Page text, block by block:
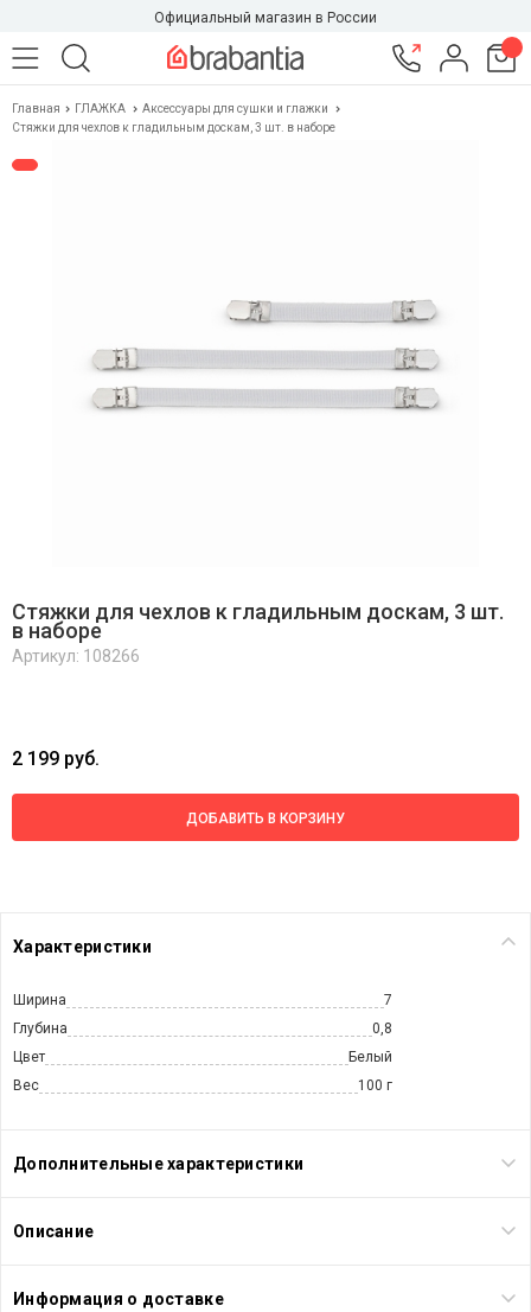
Официальный магазин в России
Главная ГЛАЖКА
Аксессуары для сушки и глажки
Стяжки для чехлов к гладильным доскам, 3 шт. в наборе
Стяжки для чехлов к гладильным доскам, 3 шт.
в наборе
Артикул: 108266
2 199 руб.
ДОБАВИТЬ В КОРЗИНУ
Характеристики
Ширина
7
Глубина
0,8
Цвет
Белый
Вес
100 г
Дополнительные характеристики
Описание
Информация о доставке